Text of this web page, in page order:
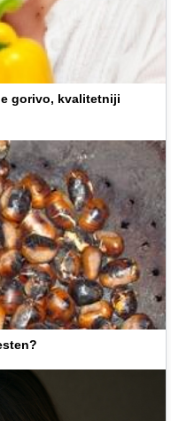
gorivo, kvalitetniji